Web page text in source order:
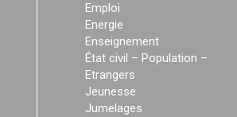
Emploi
Energie
Enseignement
État civil – Population –
Etrangers
Jeunesse
Jumelages